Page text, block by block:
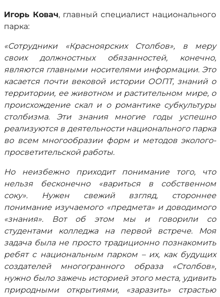
Игорь Ковач, главный специалист национального
парка:
«Сотрудники «Красноярских Столбов», в меру
своих должностных обязанностей, конечно,
являются главными носителями информации. Это
касается почти вековой истории ООПТ, знаний о
территории, ее животном и растительном мире, о
происхождение скал и о романтике субкультуры
столбизма. Эти знания многие годы успешно
реализуются в деятельности национального парка
во всем многообразии форм и методов эколого-
просветительской работы.
Но неизбежно приходит понимание того, что
нельзя бесконечно «вариться в собственном
соку». Нужен свежий взгляд, стороннее
понимание изучаемого «предмета» и доводимого
«знания». Вот об этом мы и говорили со
студентами колледжа на первой встрече. Моя
задача была не просто традиционно познакомить
ребят с национальным парком – их, как будущих
создателей многогранного образа «Столбов»,
нужно было зажечь историей этого места, удивить
природными открытиями, «заразить» страстью